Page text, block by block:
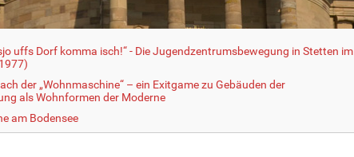
uffs Dorf komma isch!“ - Die Jugendzentrumsbewegung in Stetten im
der „Wohnmaschine“ – ein Exitgame zu Gebäuden der
als Wohnformen der Moderne
am Bodensee